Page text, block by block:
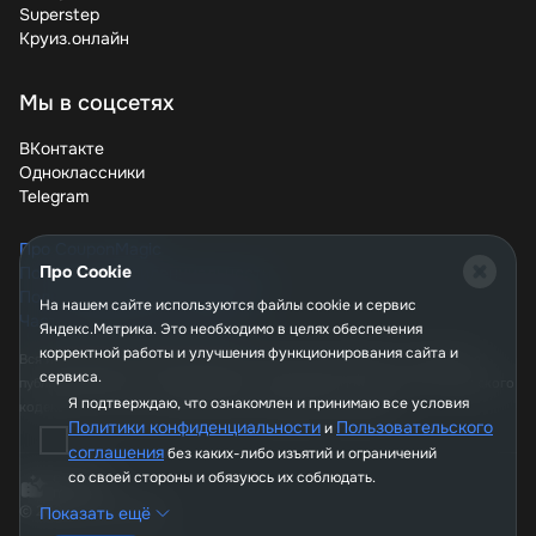
дополнительные преимущества.
Теперь вы знаете, как покупать технику Dreame с
следите за акциями и не упускайте возможность
скидки делают их доступнее. Выбирайте подходящий
вариант и наслаждайтесь чистотой без лишних затрат!
Superstep
Круиз.онлайн
Мы в соцсетях
ВКонтакте
Одноклассники
Telegram
Про CouponMagic
Политика конфиденциальности
Пользовательское соглашение
Часто задаваемые вопросы
Вся информация, опубликованная на сайте couponmagic.ru, не является
публичной офертой, определяемой положениями Статьи 437 Гражданского
кодекса РФ, и носит исключительно справочный характер.
© 2026, CouponMagic
Про Cookie
На нашем сайте используются файлы сookie и сервис
Яндекс.Метрика. Это необходимо в целях обеспечения
корректной работы и улучшения функционирования сайта и
сервиса.
Я подтверждаю, что ознакомлен и принимаю все условия
Политики конфиденциальностии Пользовательского
соглашениябез каких-либо изъятий и ограничений
со своей стороны и обязуюсь их соблюдать.
Показать ещё